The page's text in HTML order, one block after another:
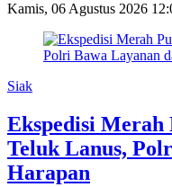
Kamis, 06 Agustus 2026
Siak
Ekspedisi
Teluk Lanus,
Harapan